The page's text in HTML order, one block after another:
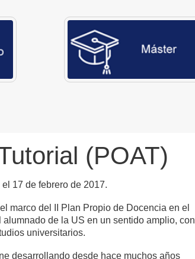
(POAT)
17 de febrero de 2017.
marco del II Plan Propio de Docencia en el
de la US en un sentido amplio, con
universitarios.
desarrollando desde hace muchos años